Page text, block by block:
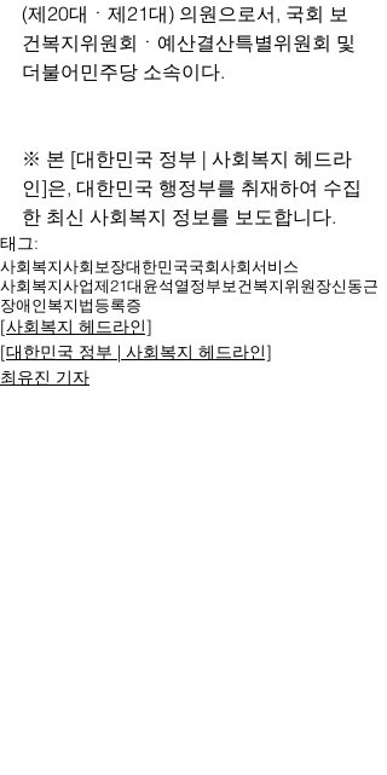
(제20대ㆍ제21대) 의원으로서, 국회 보
건복지위원회ㆍ예산결산특별위원회 및
더불어민주당 소속이다.
※ 본 [대한민국 정부 | 사회복지 헤드라
인]은, 대한민국 행정부를 취재하여 수집
한 최신 사회복지 정보를 보도합니다.
태그:
사회복지사회보장대한민국국회사회서비스
사회복지사업제21대윤석열정부보건복지위원장신동근
장애인복지법등록증
[사회복지 헤드라인]
[대한민국 정부 | 사회복지 헤드라인]
최유진 기자